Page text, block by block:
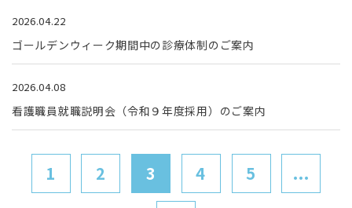
2026.04.22
ゴールデンウィーク期間中の診療体制のご案内
2026.04.08
看護職員就職説明会（令和９年度採用）のご案内
1 2 3 4 5 ...